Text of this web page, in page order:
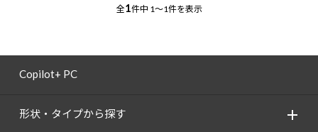
全1 件中 1～1件を表示
Copilot+ PC
形状・タイプから探す